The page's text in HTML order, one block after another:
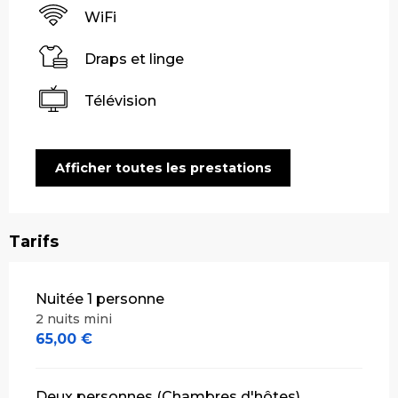
WiFi
Draps et linge
Télévision
Afficher toutes les prestations
Tarifs
Tarifs 2026
Nuitée 1 personne
2 nuits mini
65,00 €